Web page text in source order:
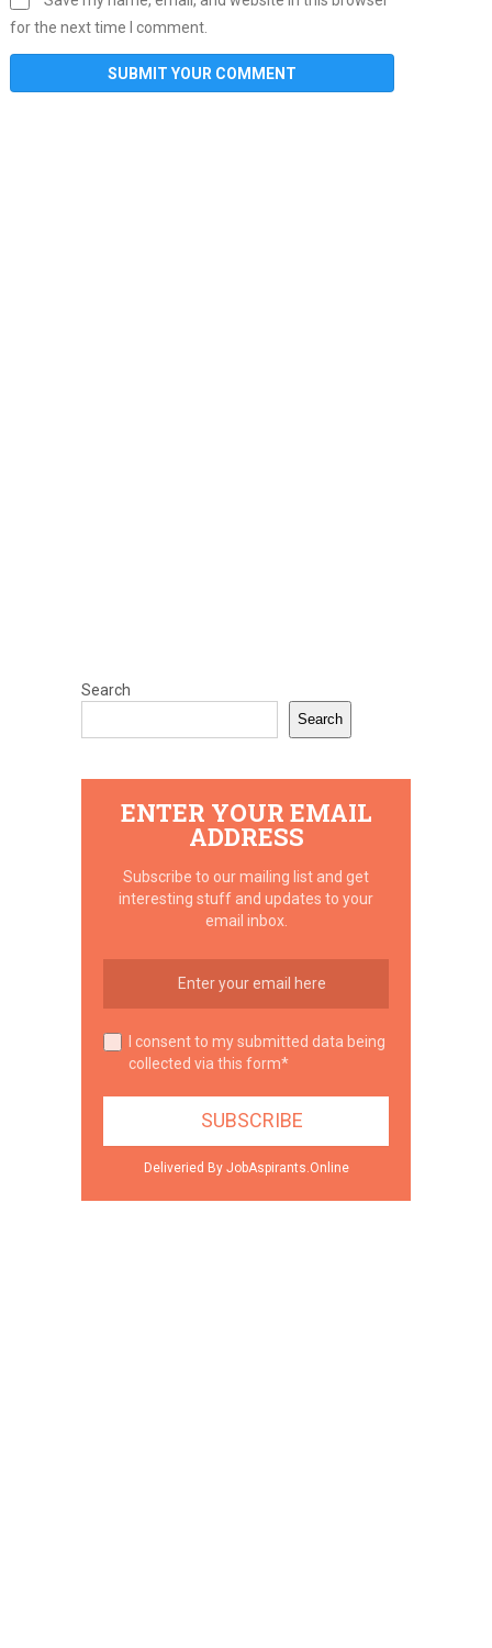
for the next time I comment.
Search
Search
ENTER YOUR EMAIL
ADDRESS
Subscribe to our mailing list and get
interesting stuff and updates to your
email inbox.
I consent to my submitted data being
collected via this form*
Deliveried By JobAspirants.Online